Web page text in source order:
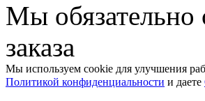
Мы обязательно
заказа
Мы используем cookie для улучшения
Политикой конфиденциальности и даете